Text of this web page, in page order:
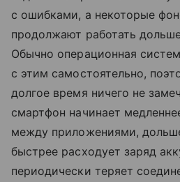
с ошибками, а некоторые
продолжают работать
Обычно операционная
с этим самостоятельно,
долгое время ничего не
смартфон начинает
между приложениями,
быстрее расходует заряд
периодически теряет